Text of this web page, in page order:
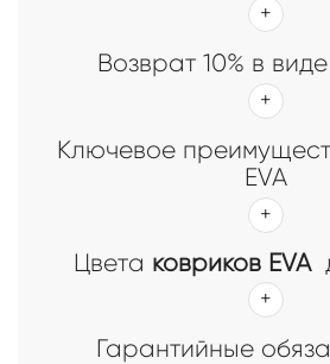
Возврат 10% в
Ключевое
EVA
Цвета ковриков EVA
Гарантийные